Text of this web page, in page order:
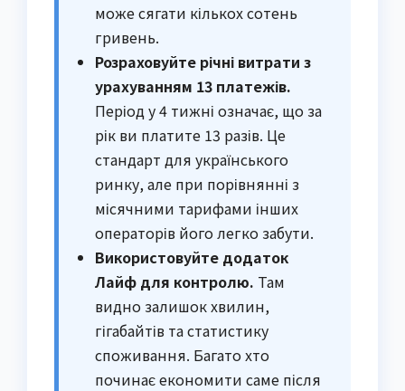
може сягати кількох сотень
гривень.
Розраховуйте річні витрати з
урахуванням 13 платежів.
Період у 4 тижні означає, що за
рік ви платите 13 разів. Це
стандарт для українського
ринку, але при порівнянні з
місячними тарифами інших
операторів його легко забути.
Використовуйте додаток
Лайф для контролю. Там
видно залишок хвилин,
гігабайтів та статистику
споживання. Багато хто
починає економити саме після